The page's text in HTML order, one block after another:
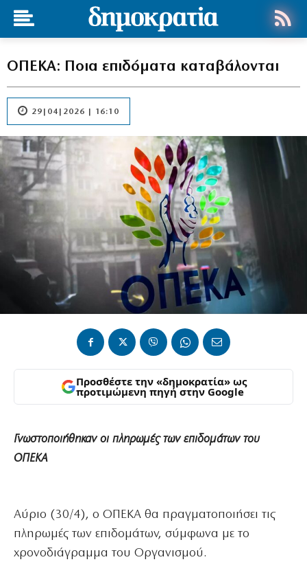
ΟΠΕΚΑ: Ποια επιδόματα καταβάλονται
29|04|2026 | 16:10
Προσθέστε την «δημοκρατία» ως
προτιμώμενη πηγή στην Google
Γνωστοποιήθηκαν οι πληρωμές των επιδομάτων του
ΟΠΕΚΑ
Αύριο (30/4), ο ΟΠΕΚΑ θα πραγματοποιήσει τις
πληρωμές των επιδομάτων, σύμφωνα με το
χρονοδιάγραμμα του Οργανισμού.